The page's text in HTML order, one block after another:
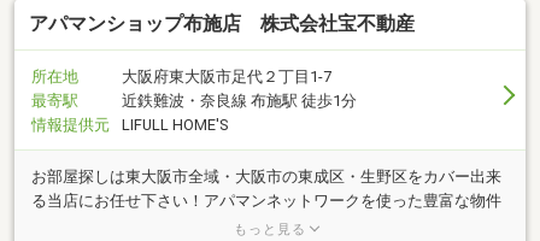
アパマンショップ布施店 株式会社宝不動産
所在地
大阪府東大阪市足代２丁目1-7
最寄駅
近鉄難波・奈良線 布施駅 徒歩1分
情報提供元
LIFULL HOME'S
お部屋探しは東大阪市全域・大阪市の東成区・生野区をカバー出来
る当店にお任せ下さい！アパマンネットワークを使った豊富な物件
量が自慢で、どんなご要望でもご希望に添えるよう全力でお手伝い
もっと見る